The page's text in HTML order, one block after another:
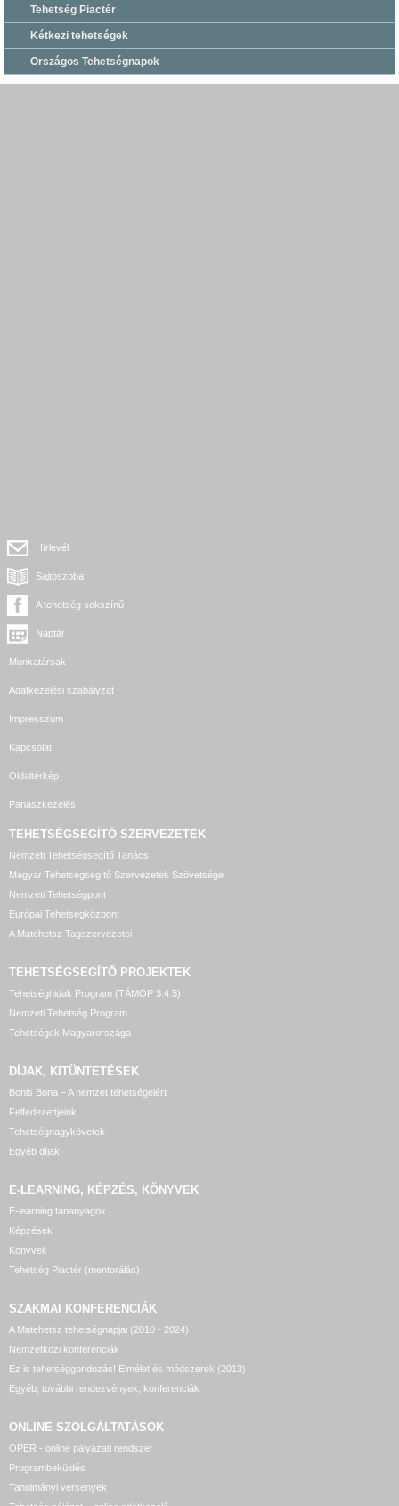
Tehetség Piactér
Kétkezi tehetségek
Országos Tehetségnapok
Hírlevél
Sajtószoba
A tehetség sokszínű
Naptár
Munkatársak
Adatkezelési szabályzat
Impresszum
Kapcsolat
Oldaltérkép
Panaszkezelés
TEHETSÉGSEGÍTŐ SZERVEZETEK
Nemzeti Tehetségsegítő Tanács
Magyar Tehetségsegítő Szervezetek Szövetsége
Nemzeti Tehetségpont
Európai Tehetségközpont
A Matehetsz Tagszervezetei
TEHETSÉGSEGÍTŐ PROJEKTEK
Tehetséghidak Program (TÁMOP 3.4.5)
Nemzeti Tehetség Program
Tehetségek Magyarországa
DÍJAK, KITÜNTETÉSEK
Bonis Bona – A nemzet tehetségeiért
Felfedezettjeink
Tehetségnagykövetek
Egyéb díjak
E-LEARNING, KÉPZÉS, KÖNYVEK
E-learning tananyagok
Képzések
Könyvek
Tehetség Piactér (mentorálás)
SZAKMAI KONFERENCIÁK
A Matehetsz tehetségnapjai (2010 - 2024)
Nemzetközi konferenciák
Ez is tehetséggondozás! Elmélet és módszerek (2013)
Egyéb, további rendezvények, konferenciák
ONLINE SZOLGÁLTATÁSOK
OPER - online pályázati rendszer
Programbeküldés
Tanulmányi versenyek